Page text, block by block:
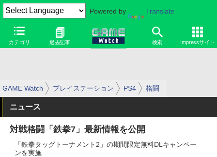
Powered by Translate
カテゴリ 過去記事 検索 Impressサイト
GAME Watch プレイステーション PS4 格闘
ニュース
対戦格闘「鉄拳7」最新情報を公開
「鉄拳タッグトーナメント2」の期間限定無料DLキャンペー
ンを実施